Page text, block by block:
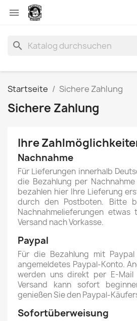

search
Startseite Sichere Zahlung
Sichere Zahlung
Ihre
Nachnahme
Für Lieferungen innerhalb
die Bezahlung per
bezahlen hier Ihre Lieferung
durch den Postboten. Bitte
Nachnahmelieferungen
Versand nach Vorkasse.
Paypal
Für die Bezahlung mit
angemeldetes Paypal-Konto.
werden uns direkt per E-
Versand kann sofort
genießen Sie den Paypal-
Sofortüberweisung